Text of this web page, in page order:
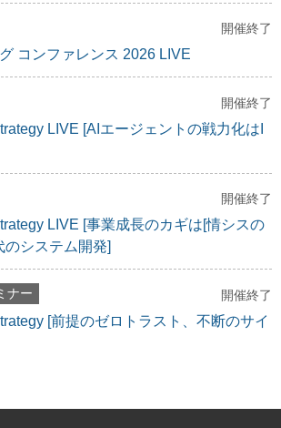
開催終了
コンファレンス 2026 LIVE
開催終了
LIVE [AIエージェントの戦力化はI
開催終了
LIVE [事業成長のカギは[情シスの
のシステム開発]
ナー 開催終了
[前提のゼロトラスト、不断のサイ